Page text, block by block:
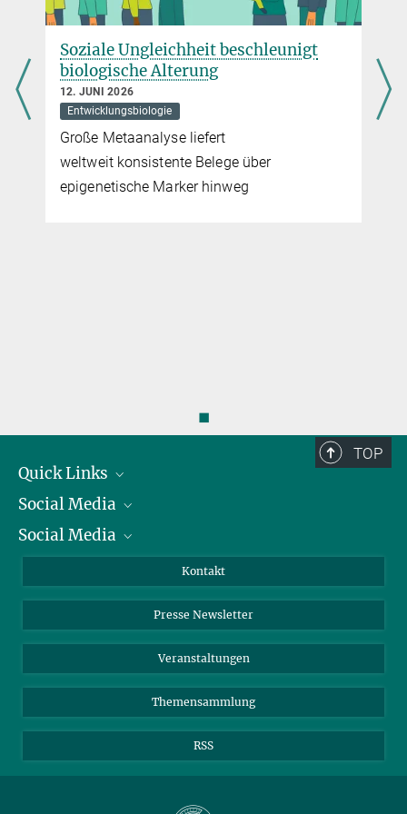
Soziale Ungleichheit beschleunigt
biologische Alterung
12. JUNI 2026
Entwicklungsbiologie
Große Metaanalyse liefert
weltweit konsistente Belege über
epigenetische Marker hinweg
◼
TOP
Quick Links
Präsident
Zahlen und Fakten
Social Media
Bluesky
TikTok
Social Media
Instagram
YouTube
Kontakt
Presse Newsletter
Veranstaltungen
Themensammlung
RSS